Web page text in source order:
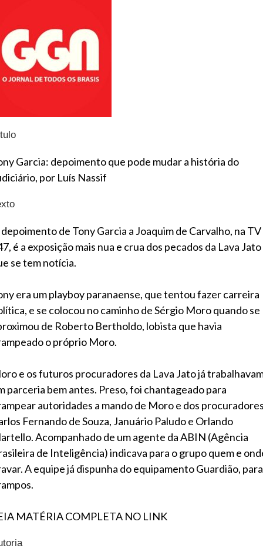
Garcia: depoimento que pode mudar a história do
por Luís Nassif
de Tony Garcia a Joaquim de Carvalho, na TV
é a exposição mais nua e crua dos pecados da Lava Jato
se tem notícia.
era um playboy paranaense, que tentou fazer carreira
e se colocou no caminho de Sérgio Moro quando se
de Roberto Bertholdo, lobista que havia
o próprio Moro.
e os futuros procuradores da Lava Jato já
parceria bem antes. Preso, foi chantageado para
autoridades a mando de Moro e dos
Fernando de Souza, Januário Paludo e Orlando
Acompanhado de um agente da ABIN (Agência
de Inteligência) indicava para o grupo quem e
A equipe já dispunha do equipamento Guardião, para
MATÉRIA COMPLETA NO LINK